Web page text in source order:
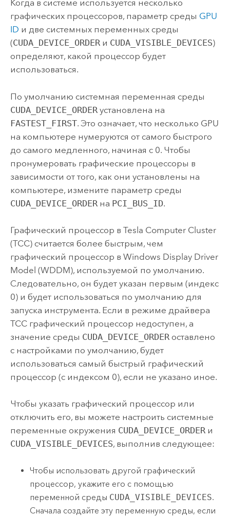
Когда в системе используется несколько
графических процессоров, параметр среды GPU
ID и две системных переменных среды
(CUDA_DEVICE_ORDERи CUDA_VISIBLE_DEVICES)
определяют, какой процессор будет
использоваться.
По умолчанию системная переменная среды
CUDA_DEVICE_ORDERустановлена на
FASTEST_FIRST. Это означает, что несколько GPU
на компьютере нумеруются от самого быстрого
до самого медленного, начиная с 0. Чтобы
пронумеровать графические процессоры в
зависимости от того, как они установлены на
компьютере, измените параметр среды
CUDA_DEVICE_ORDERна PCI_BUS_ID.
Графический процессор в Tesla Computer Cluster
(TCC) считается более быстрым, чем
графический процессор в Windows Display Driver
Model (WDDM), используемой по умолчанию.
Следовательно, он будет указан первым (индекс
0) и будет использоваться по умолчанию для
запуска инструмента. Если в режиме драйвера
TCC графический процессор недоступен, а
значение среды CUDA_DEVICE_ORDERоставлено
с настройками по умолчанию, будет
использоваться самый быстрый графический
процессор (с индексом 0), если не указано иное.
Чтобы указать графический процессор или
отключить его, вы можете настроить системные
переменные окружения CUDA_DEVICE_ORDERи
CUDA_VISIBLE_DEVICES, выполнив следующее:
Чтобы использовать другой графический
процессор, укажите его с помощью
переменной среды CUDA_VISIBLE_DEVICES.
Сначала создайте эту переменную среды, если